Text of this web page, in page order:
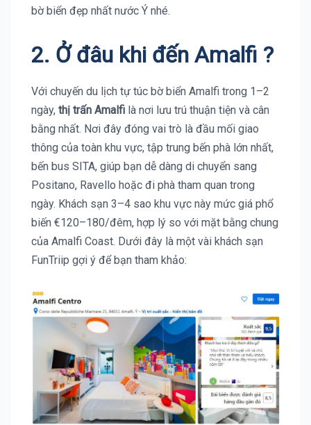
bờ biển đẹp nhất nước Ý nhé.
2. Ở đâu khi đến Amalfi ?
Với chuyến du lịch tự túc bờ biển Amalfi trong 1–2
ngày, thị trấn Amalfi là nơi lưu trú thuận tiện và cân
bằng nhất. Nơi đây đóng vai trò là đầu mối giao
thông của toàn khu vực, tập trung bến phà lớn nhất,
bến bus SITA, giúp bạn dễ dàng di chuyển sang
Positano, Ravello hoặc đi phà tham quan trong
ngày. Khách sạn 3–4 sao khu vực này mức giá phổ
biến €120–180/đêm, hợp lý so với mặt bằng chung
của Amalfi Coast. Dưới đây là một vài khách sạn
FunTriip gợi ý để bạn tham khảo: